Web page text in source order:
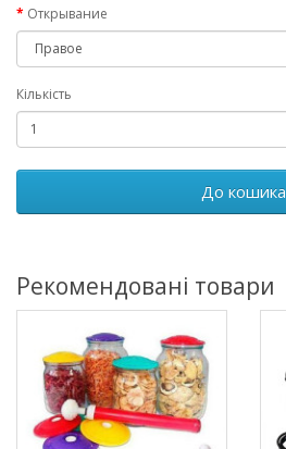
Открывание
Кількість
До кошика
Рекомендовані товари